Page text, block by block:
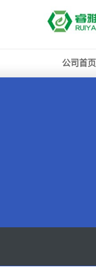
公司首页